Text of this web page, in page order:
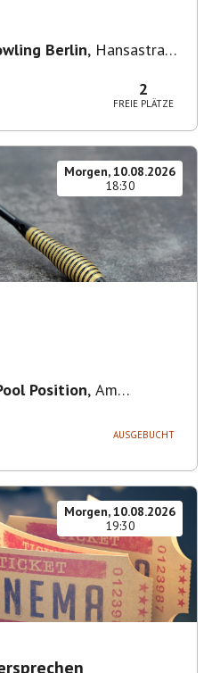
Berlin, Hansastraße
2
FREIE PLÄTZE
Morgen, 10.08.2026
18:30
Position, Am
AUSGEBUCHT
Morgen, 10.08.2026
19:30